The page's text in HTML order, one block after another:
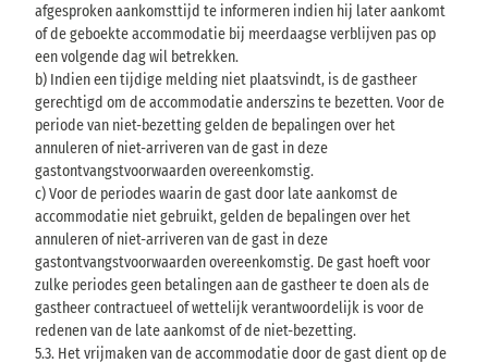
afgesproken aankomsttijd te informeren indien hij later aankomt
of de geboekte accommodatie bij meerdaagse verblijven pas op
een volgende dag wil betrekken.
b) Indien een tijdige melding niet plaatsvindt, is de gastheer
gerechtigd om de accommodatie anderszins te bezetten. Voor de
periode van niet-bezetting gelden de bepalingen over het
annuleren of niet-arriveren van de gast in deze
gastontvangstvoorwaarden overeenkomstig.
c) Voor de periodes waarin de gast door late aankomst de
accommodatie niet gebruikt, gelden de bepalingen over het
annuleren of niet-arriveren van de gast in deze
gastontvangstvoorwaarden overeenkomstig. De gast hoeft voor
zulke periodes geen betalingen aan de gastheer te doen als de
gastheer contractueel of wettelijk verantwoordelijk is voor de
redenen van de late aankomst of de niet-bezetting.
5.3. Het vrijmaken van de accommodatie door de gast dient op de